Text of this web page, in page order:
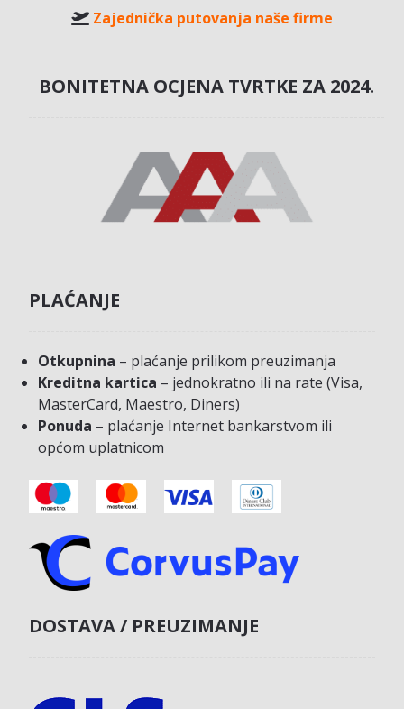
Zajednička putovanja naše firme
BONITETNA OCJENA TVRTKE ZA 2024.
PLAĆANJE
Otkupnina – plaćanje prilikom preuzimanja
Kreditna kartica – jednokratno ili na rate (Visa,
MasterCard, Maestro, Diners)
Ponuda – plaćanje Internet bankarstvom ili
općom uplatnicom
DOSTAVA / PREUZIMANJE